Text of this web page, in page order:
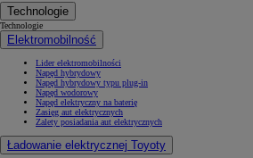
Technologie
Technologie
Elektromobilność
Lider elektromobilności
Napęd hybrydowy
Napęd hybrydowy typu plug-in
Napęd wodorowy
Napęd elektryczny na baterię
Zasięg aut elektrycznych
Zalety posiadania aut elektrycznych
Ładowanie elektrycznej Toyoty